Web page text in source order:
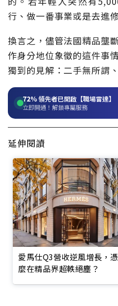
行、做一番事業或是去進
換言之，儘管法國精品壟
作身分地位象徵的這件事
獨到的見解：二手無所謂
72%領先者已開啟【職場雷達】
立即開通！解鎖專屬服務
延伸閱讀
愛馬仕Q3營收逆風增長，
麼在精品界超軼絕塵？